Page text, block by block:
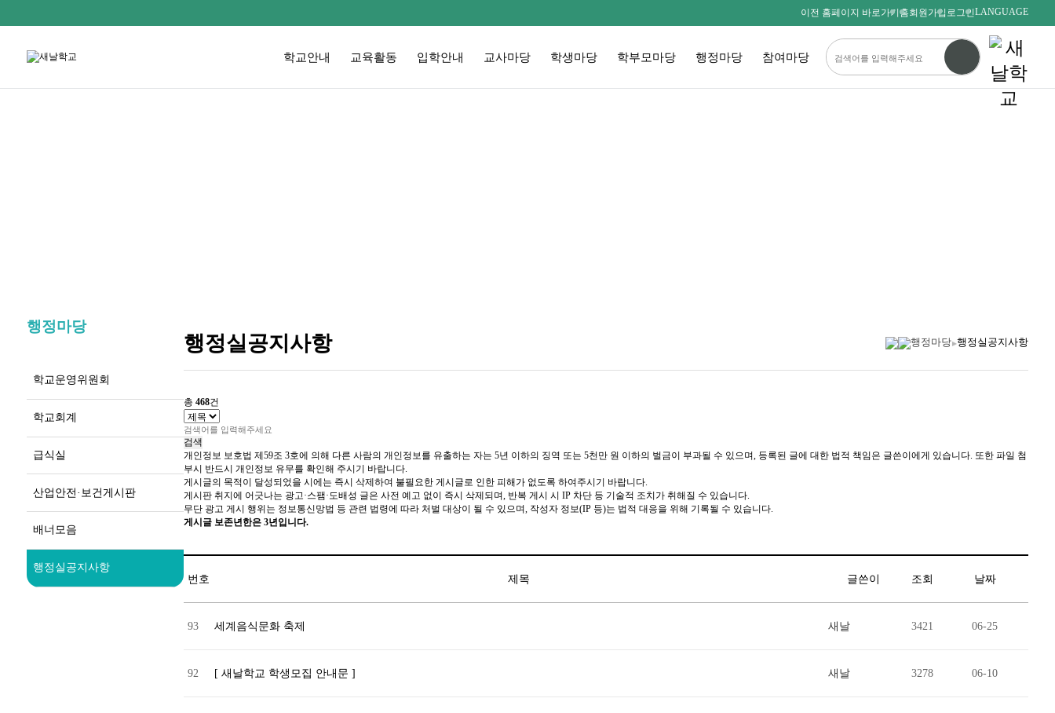
이전 홈페이지 바로가기홈회원가입 로그인LANGUAGE
학교안내 교육활동 입학안내 교사마당 학생마당 학부모마당 행정마당 참여마당
행정마당
학교운영위원회
학교회계
급식실
산업안전·보건게시판
배너모음
행정실공지사항
행정실공지사항 행정마당 행정실공지사항
총 468건
검색
개인정보 보호법 제59조 3호에 의해 다른 사람의 개인정보를 유출하는 자는 5년 이하의 징역 또는 5천만 원 이하의 벌금이 부과될 수 있으며, 등록된 글에 대한 법적 책임은 글쓴이에게 있습니다. 또한 파일 첨
부시 반드시 개인정보 유무를 확인해 주시기 바랍니다.
게시글의 목적이 달성되었을 시에는 즉시 삭제하여 불필요한 게시글로 인한 피해가 없도록 하여주시기 바랍니다.
게시판 취지에 어긋나는 광고·스팸·도배성 글은 사전 예고 없이 즉시 삭제되며, 반복 게시 시 IP 차단 등 기술적 조치가 취해질 수 있습니다.
무단 광고 게시 행위는 정보통신망법 등 관련 법령에 따라 처벌 대상이 될 수 있으며, 작성자 정보(IP 등)는 법적 대응을 위해 기록될 수 있습니다.
게시글 보존년한은 3년입니다.
번호 제목 글쓴이 조회 날짜
93 세계음식문화 축제 새날 3421 06-25
92 [ 새날학교 학생모집 안내문 ] 새날 3278 06-10